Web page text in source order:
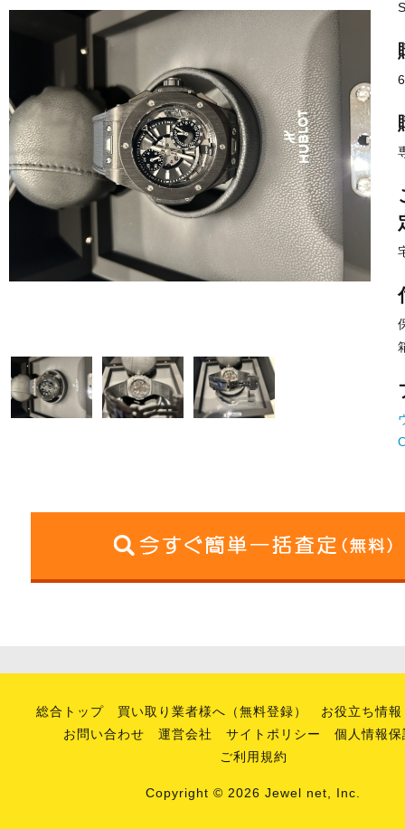
総合トップ 買い取り業者様へ（無料登録）
お役立ち情報
お問い合わせ
運営会社 サイトポリシー
個人情報
ご利用規約
Copyright © 2026 Jewel net, Inc.